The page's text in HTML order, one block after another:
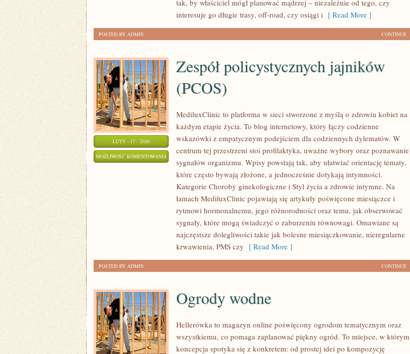
tak, by właściciel mógł planować mądrzej – niezależnie od tego, czy
interesuje go długie trasy, off-road, czy osiągi i [ Read More ]
CONTINUE
POSTED BY ADMIN
LUTY - 17 - 2026
MOŻLIWOŚĆ KOMENTOWANIA
POLICYSTYCZNYCH
Zespół policystycznych jajników
(PCOS)
MediluxClinic to platforma w sieci stworzone z myślą o zdrowiu kobiet na
każdym etapie życia. To blog internetowy, który łączy codzienne
wskazówki z empatycznym podejściem dla codziennych dylematów. W
centrum tej przestrzeni stoi profilaktyka, uważne wybory oraz poznawanie
sygnałów organizmu. Wpisy powstają tak, aby ułatwiać orientację tematy,
które często bywają złożone, a jednocześnie dotykają intymności.
Kategorie Choroby ginekologiczne i Styl życia a zdrowie intymne. Na
łamach MediluxClinic pojawiają się artykuły poświęcone miesiączce i
rytmowi hormonalnemu, jego różnorodności oraz temu, jak obserwować
sygnały, które mogą świadczyć o zaburzeniu równowagi. Omawiane są
najczęstsze dolegliwości takie jak bolesne miesiączkowanie, nieregularne
krwawienia, PMS czy [ Read More ]
CONTINUE
POSTED BY ADMIN
Ogrody wodne
Hellerówka to magazyn online poświęcony ogrodom tematycznym oraz
wszystkiemu, co pomaga zaplanować piękny ogród. To miejsce, w którym
koncepcja spotyka się z konkretem: od prostej idei po kompozycję